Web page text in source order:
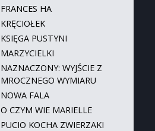
FRANCES HA
KRĘCIOŁEK
KSIĘGA PUSTYNI
MARZYCIELKI
NAZNACZONY: WYJŚCIE Z
MROCZNEGO WYMIARU
NOWA FALA
O CZYM WIE MARIELLE
PUCIO KOCHA ZWIERZAKI